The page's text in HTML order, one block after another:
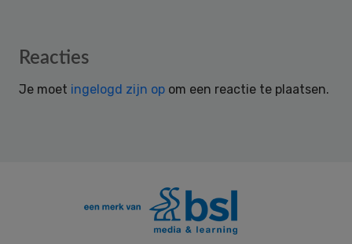
Reader
Reacties
Je moet ingelogd zijn op om een reactie te plaatsen.